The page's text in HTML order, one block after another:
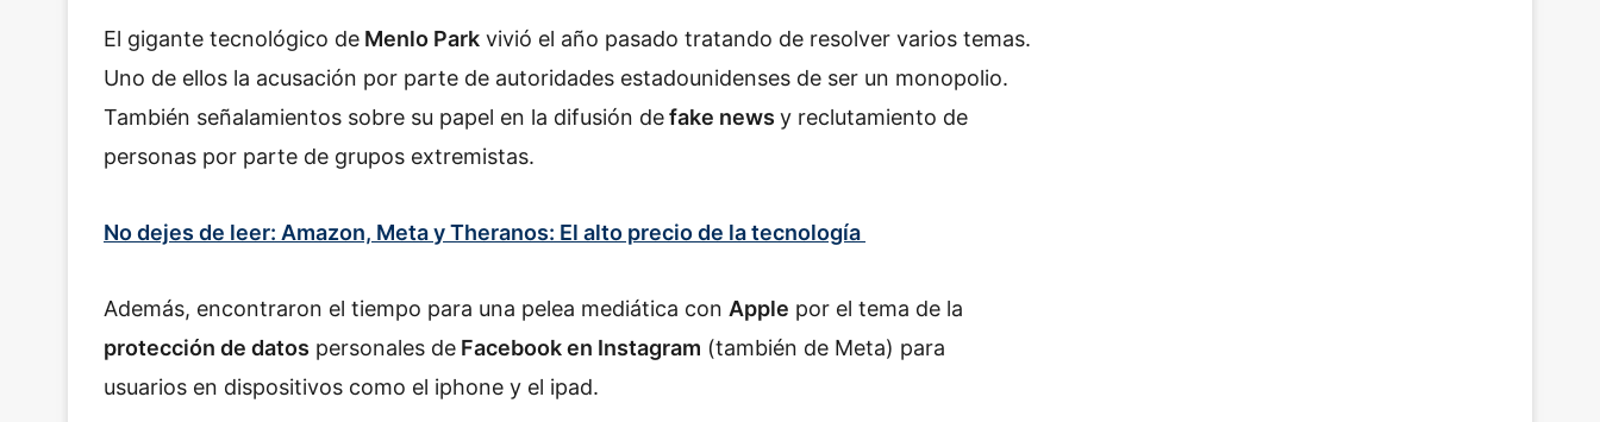
El gigante tecnológico de Menlo Park vivió el año pasado tratando de resolver varios temas.
Uno de ellos la acusación por parte de autoridades estadounidenses de ser un monopolio.
También señalamientos sobre su papel en la difusión defake news y reclutamiento de
personas por parte de grupos extremistas.
No dejes de leer: Amazon, Meta y Theranos: El alto precio de la tecnología
Además, encontraron el tiempo para una pelea mediática con Apple por el tema de la
protección de datos personales de Facebook en Instagram (también de Meta) para
usuarios en dispositivos como el iphone y el ipad.